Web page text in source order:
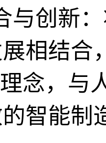
与创新
相结合
念，与
智能制